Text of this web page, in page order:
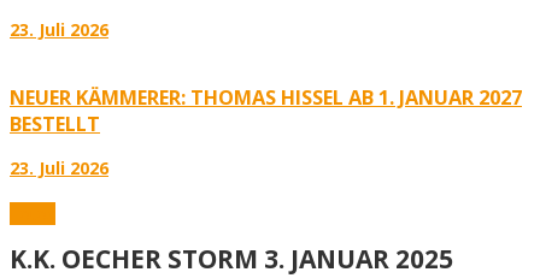
23. Juli 2026
NEUER KÄMMERER: THOMAS HISSEL AB 1. JANUAR 2027
BESTELLT
23. Juli 2026
K.K. OECHER STORM 3. JANUAR 2025